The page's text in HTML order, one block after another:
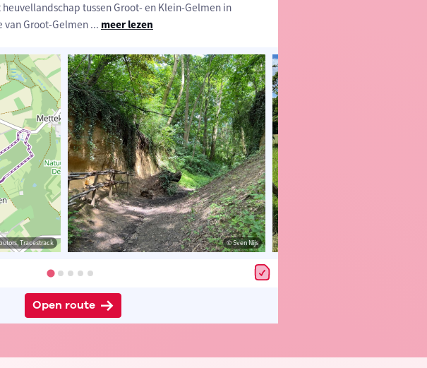
tussen Groot- en Klein-Gelmen in
van Groot-Gelmen ... meer lezen
Tracestrack © Sven Nijs
Open route